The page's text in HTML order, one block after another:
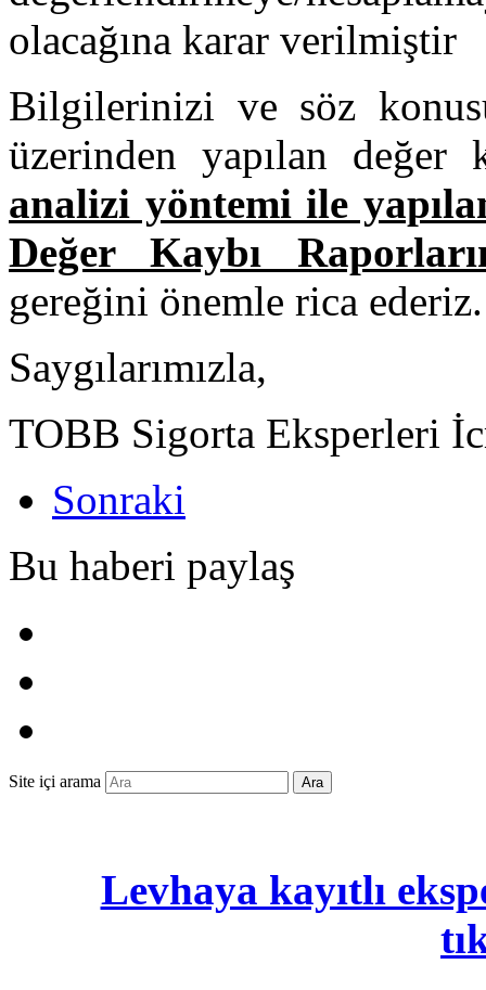
olacağına karar verilmiştir
Bilgilerinizi ve söz
üzerinden yapılan değer
analizi yöntemi ile
Değer Kaybı
gereğini önemle rica
Saygılarımızla,
TOBB Sigorta Eksperleri
Sonraki
Bu haberi paylaş
Site içi arama Ara
Levhaya kayıtlı